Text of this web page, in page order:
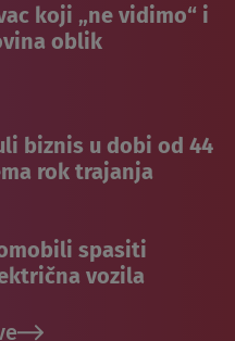
koji „ne vidimo“ i
oblik
biznis u dobi od 44
rok trajanja
spasiti
vozila